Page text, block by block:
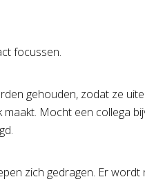
focussen.
gehouden, zodat ze
Mocht een collega
zich gedragen. Er wordt